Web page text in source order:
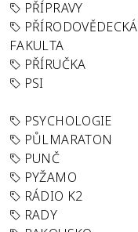
PŘÍPRAVY
PŘÍRODOVĚDECKÁ
FAKULTA
PŘÍRUČKA
PSI
PSYCHOLOGIE
PŮLMARATON
PUNČ
PYŽAMO
RÁDIO K2
RADY